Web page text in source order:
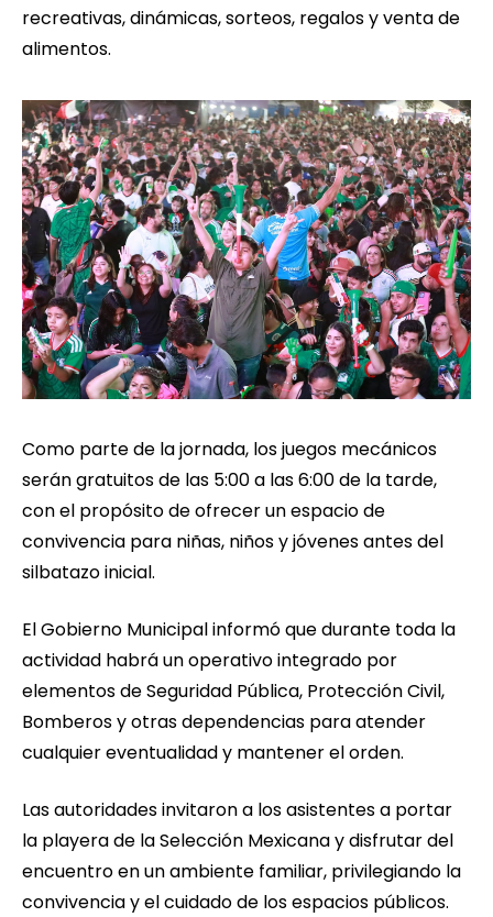
recreativas, dinámicas, sorteos, regalos y venta de
alimentos.
Como parte de la jornada, los juegos mecánicos
serán gratuitos de las 5:00 a las 6:00 de la tarde,
con el propósito de ofrecer un espacio de
convivencia para niñas, niños y jóvenes antes del
silbatazo inicial.
El Gobierno Municipal informó que durante toda la
actividad habrá un operativo integrado por
elementos de Seguridad Pública, Protección Civil,
Bomberos y otras dependencias para atender
cualquier eventualidad y mantener el orden.
Las autoridades invitaron a los asistentes a portar
la playera de la Selección Mexicana y disfrutar del
encuentro en un ambiente familiar, privilegiando la
convivencia y el cuidado de los espacios públicos.